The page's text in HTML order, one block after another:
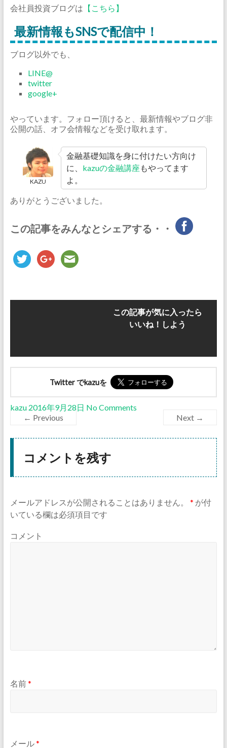
会社員投資ブログは 【こちら】
最新情報もSNSで配信中！
ブログ以外でも、
LINE@
twitter
google+
やっています。フォロー頂けると、最新情報やブログ非
公開の話、オフ会情報などを受け取れます。
KAZU
金融基礎知識を身に付けたい方向け
に、 kazuの金融講座 もやってます
よ。
ありがとうございました。
この記事をみんなとシェアする・・
この記事が気に入ったら
いいね！しよう
Twitter でkazuを
kazu 2016年9月28日 No Comments
← Previous
Next →
コメントを残す
メールアドレスが公開されることはありません。 * が付
いている欄は必須項目です
コメント
名前*
メール*